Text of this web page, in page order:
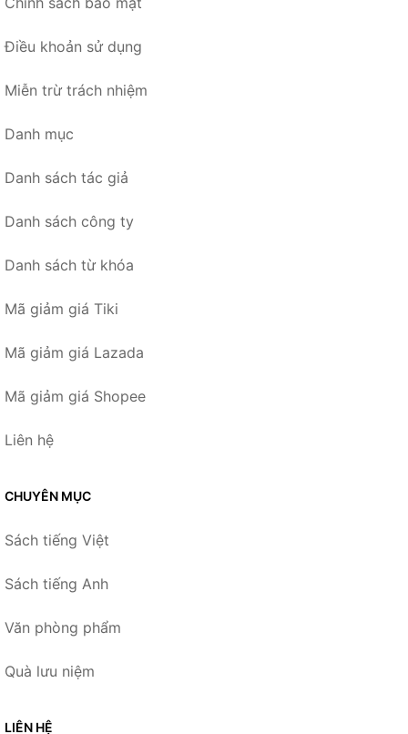
Điều khoản sử dụng
Miễn trừ trách nhiệm
Danh mục
Danh sách tác giả
Danh sách công ty
Danh sách từ khóa
Mã giảm giá Tiki
Mã giảm giá Lazada
Mã giảm giá Shopee
Liên hệ
CHUYÊN MỤC
Sách tiếng Việt
Sách tiếng Anh
Văn phòng phẩm
Quà lưu niệm
LIÊN HỆ